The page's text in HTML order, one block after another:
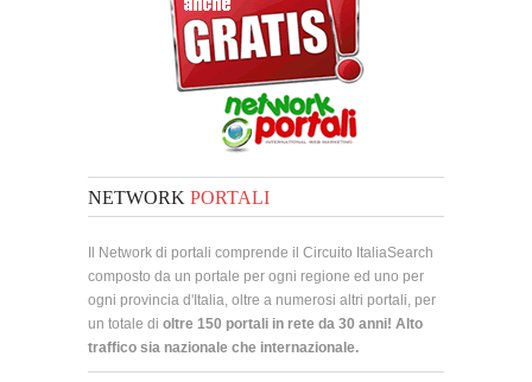
NETWORK PORTALI
Il Network di portali comprende il Circuito ItaliaSearch
composto da un portale per ogni regione ed uno per
ogni provincia d'Italia, oltre a numerosi altri portali, per
un totale di oltre 150 portali in rete da 30 anni! Alto
traffico sia nazionale che internazionale.